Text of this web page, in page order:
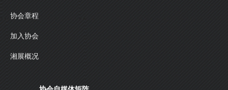
协会章程
加入协会
湘展概况